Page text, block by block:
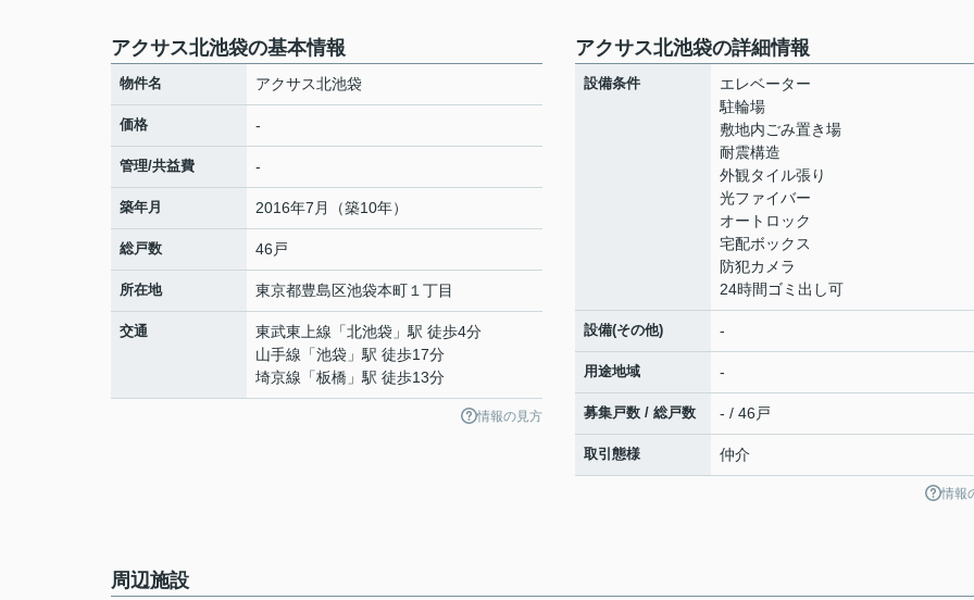
アクサス北池袋の基本情報
物件名 アクサス北池袋
価格 -
管理/共益費 -
築年月 2016年7月（築10年）
総戸数 46戸
所在地 東京都豊島区池袋本町 １丁目
交通 東武東上線 「北池袋 」駅 徒歩4分
山手線 「池袋 」駅 徒歩17分
埼京線 「板橋 」駅 徒歩13分
情報の見方
アクサス北池袋の詳細情報
設備条件
エレベーター
駐輪場
敷地内ごみ置き場
耐震構造
外観タイル張り
光ファイバー
オートロック
宅配ボックス
防犯カメラ
24時間ゴミ出し可
設備(その他) -
用途地域 -
募集戸数 / 総戸数 - / 46戸
取引態様 仲介
情報
周辺施設